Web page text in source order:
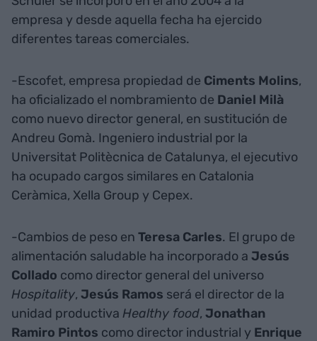
empresa y desde aquella fecha ha ejercido
diferentes tareas comerciales.
-Escofet, empresa propiedad de Ciments Molins,
ha oficializado el nombramiento de Daniel Milà
como nuevo director general, en sustitución de
Andreu Gomà. Ingeniero industrial por la
Universitat Politècnica de Catalunya, el ejecutivo
ha ocupado cargos similares en Catalonia
Ceràmica, Xella Group y Cepex.
-Cambios de peso en Teresa Carles. El grupo de
alimentación saludable ha incorporado a Jesús
Collado como director general del universo
Hospitality, Jesús Ramos será el director de la
unidad productiva Healthy food, Jonathan
Ramiro Pintos como director industrial y Enrique